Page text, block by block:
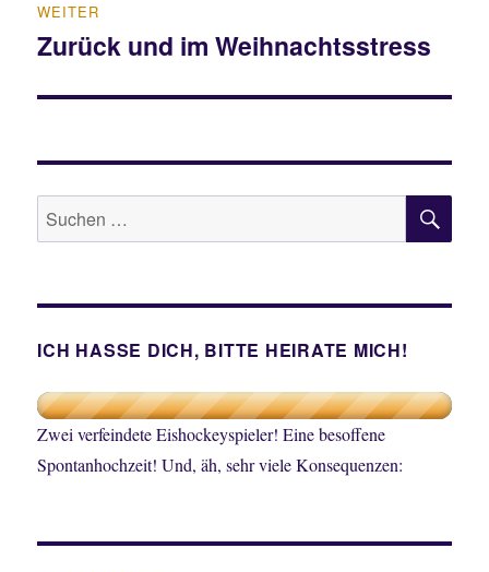
WEITER
Nächster
Zurück und im Weihnachtsstress
Suche
nach:
ICH HASSE DICH, BITTE HEIRATE MICH!
Zwei verfeindete Eishockeyspieler! Eine besoffene
Spontanhochzeit! Und, äh, sehr viele Konsequenzen: